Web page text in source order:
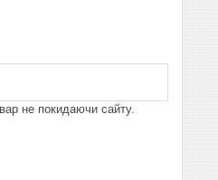
не покидаючи сайту.